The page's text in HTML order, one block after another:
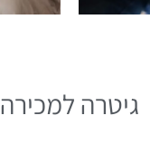
גיטרה למכירה